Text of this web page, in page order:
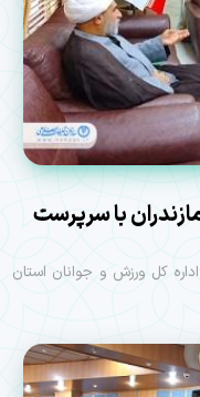
با سرپرست
کل ورزش و جوانان استان